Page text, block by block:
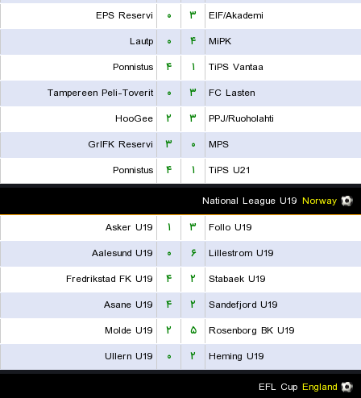
EIF/Akademi
۳ ۰
EPS Reservi
MiPK
۴ ۰
Lautp
TiPS Vantaa
۱ ۴
Ponnistus
FC Lasten
۳ ۰
Tampereen Peli-Toverit
PPJ/Ruoholahti
۳ ۲
HooGee
MPS
۰ ۳
GrIFK Reservi
TiPS U21
۱ ۴
Ponnistus
Norway
National League U19
Follo U19
۳ ۱
Asker U19
Lillestrom U19
۶ ۰
Aalesund U19
Stabaek U19
۲ ۴
Fredrikstad FK U19
Sandefjord U19
۲ ۴
Asane U19
Rosenborg BK U19
۵ ۲
Molde U19
Heming U19
۲ ۰
Ullern U19
England
EFL Cup